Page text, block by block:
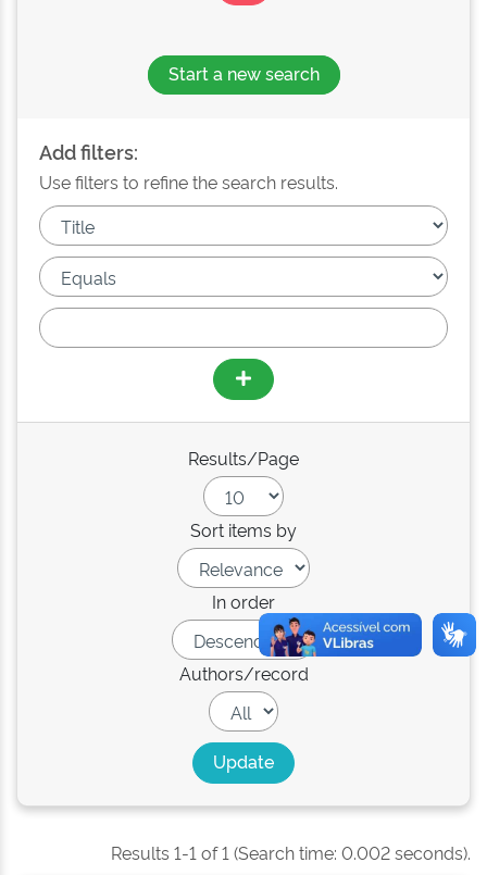
Start a new search
Add filters:
Use filters to refine the search results.
Results/Page
Sort items by
In order
Authors/record
Results 1-1 of 1 (Search time: 0.002 seconds).